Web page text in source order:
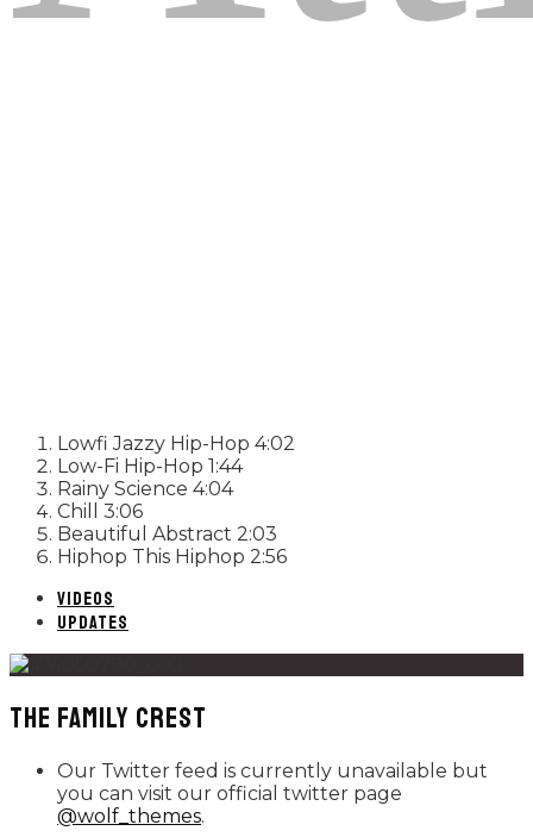
Lowfi Jazzy Hip-Hop 4:02
Low-Fi Hip-Hop 1:44
Rainy Science 4:04
Chill
3:06
Beautiful Abstract 2:03
Hiphop This Hiphop 2:56
VIDEOS
UPDATES
THE FAMILY CREST
Our Twitter feed is currently unavailable but
you can visit our official twitter page
@wolf_themes.